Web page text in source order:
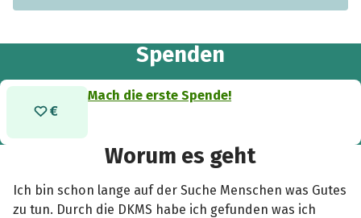
Spenden
Mach die erste Spende!
Worum es geht
Ich bin schon lange auf der Suche Menschen was Gutes
zu tun. Durch die DKMS habe ich gefunden was ich